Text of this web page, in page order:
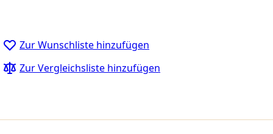
Zur Wunschliste hinzufügen
Zur Vergleichsliste hinzufügen